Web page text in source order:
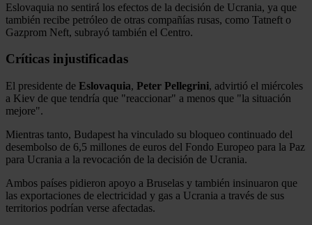
Eslovaquia no sentirá los efectos de la decisión de Ucrania, ya que
también recibe petróleo de otras compañías rusas, como Tatneft o
Gazprom Neft, subrayó también el Centro.
Críticas injustificadas
El presidente de Eslovaquia, Peter Pellegrini, advirtió el miércoles
a Kiev de que tendría que "reaccionar" a menos que "la situación
mejore".
Mientras tanto, Budapest ha vinculado su bloqueo continuado del
desembolso de 6,5 millones de euros del Fondo Europeo para la Paz
para Ucrania a la revocación de la decisión de Ucrania.
Ambos países pidieron apoyo a Bruselas y también insinuaron que
las exportaciones de electricidad y gas a Ucrania a través de sus
territorios podrían verse afectadas.